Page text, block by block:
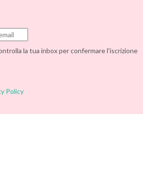
la tua inbox per confermare l'iscrizione
Policy